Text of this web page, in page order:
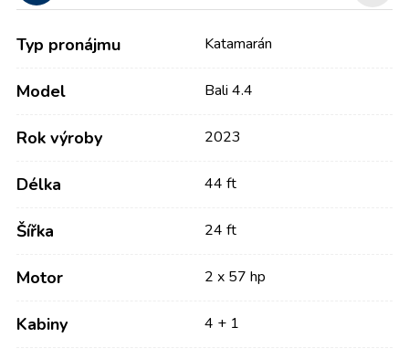
Typ pronájmu Katamarán
Model Bali 4.4
Rok výroby 2023
Délka 44 ft
Šířka 24 ft
Motor 2 x 57 hp
Kabiny 4 + 1